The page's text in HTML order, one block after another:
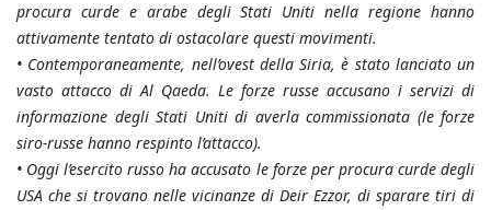
procura curde e arabe degli Stati Uniti nella regione hanno
attivamente tentato di ostacolare questi movimenti.
• Contemporaneamente, nell’ovest della Siria, è stato lanciato un
vasto attacco di Al Qaeda. Le forze russe accusano i servizi di
informazione degli Stati Uniti di averla commissionata (le forze
siro-russe hanno respinto l’attacco).
• Oggi l’esercito russo ha accusato le forze per procura curde degli
USA che si trovano nelle vicinanze di Deir Ezzor, di sparare tiri di